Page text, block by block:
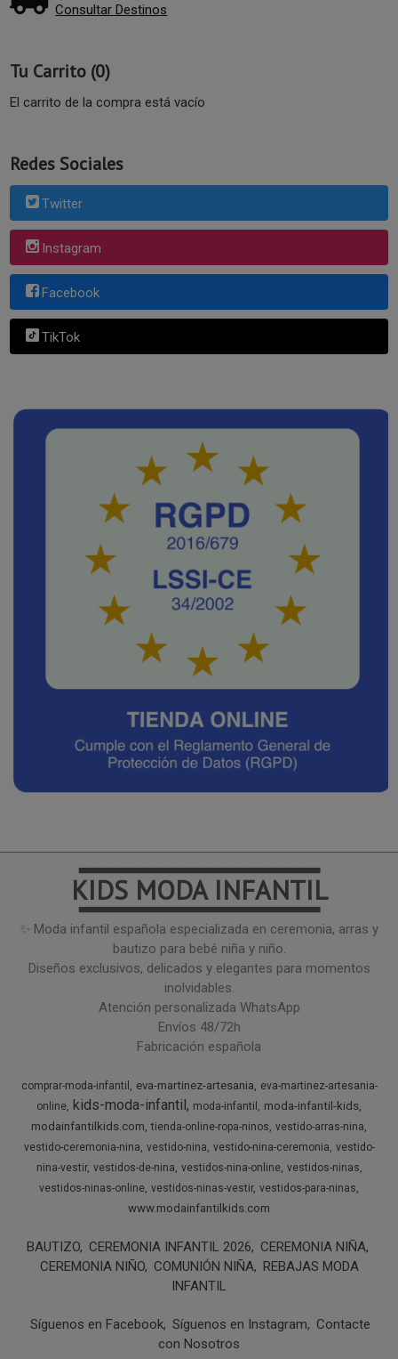
Consultar Destinos
Tu Carrito (0)
El carrito de la compra está vacío
Redes Sociales
Twitter
Instagram
Facebook
TikTok
━━━━━━━━━━━━━━━
KIDS MODA INFANTIL
━━━━━━━━━━━━━━━
✨ Moda infantil española especializada en ceremonia, arras y
bautizo para bebé niña y niño.
Diseños exclusivos, delicados y elegantes para momentos
inolvidables.
Atención personalizada WhatsApp
Envíos 48/72h
Fabricación española
comprar-moda-infantil eva-martinez-artesania
eva-martinez-artesania-
online kids-moda-infantil moda-infantil
moda-infantil-kids
modainfantilkids.com tienda-online-ropa-ninos vestido-arras-nina
vestido-ceremonia-nina vestido-nina vestido-nina-ceremonia vestido-
nina-vestir vestidos-de-nina vestidos-nina-online vestidos-ninas
vestidos-ninas-online vestidos-ninas-vestir vestidos-para-ninas
www.modainfantilkids.com
BAUTIZO CEREMONIA INFANTIL 2026
CEREMONIA NIÑA
CEREMONIA NIÑO COMUNIÓN NIÑA REBAJAS MODA
INFANTIL
Síguenos en Facebook Síguenos en Instagram
Contacte
con Nosotros